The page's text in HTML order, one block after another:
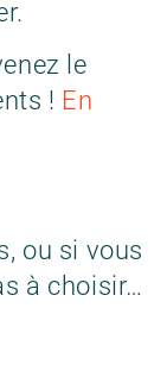
le
! En
ou si vous
à choisir…